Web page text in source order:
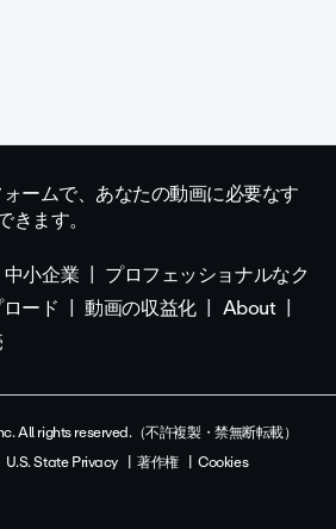
ームで、あなたの動画に必要なす
ます。
中小企業
プロフェッショナルなク
ード 動画の収益化
About
All rights reserved.（不許複製・禁無断転載）
U.S. State Privacy 著作権
Cookies